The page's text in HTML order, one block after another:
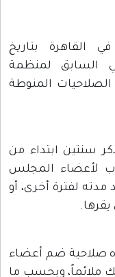
القاهرة بتاريخ
السابق لمنظمة
المنوطة
سنتين ابتداء من
انتخاب لأعضاء المجلس
لفترة أخرى، أو
صلاحية ضم أعضاء
ملائماً، وبحسب ما